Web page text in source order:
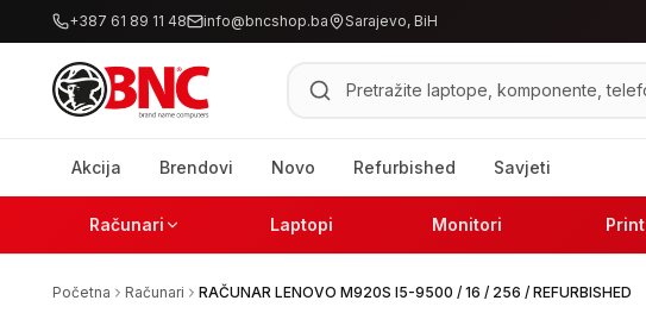
+387 61 89 11 48 info@bncshop.ba Sarajevo, BiH
Pretraži proizvode
Akcija Brendovi Novo Refurbished Savjeti
Računari Laptopi Monitori Print
Početna Računari RAČUNAR LENOVO M920S I5-9500 / 16 / 256 / REFURBISHED